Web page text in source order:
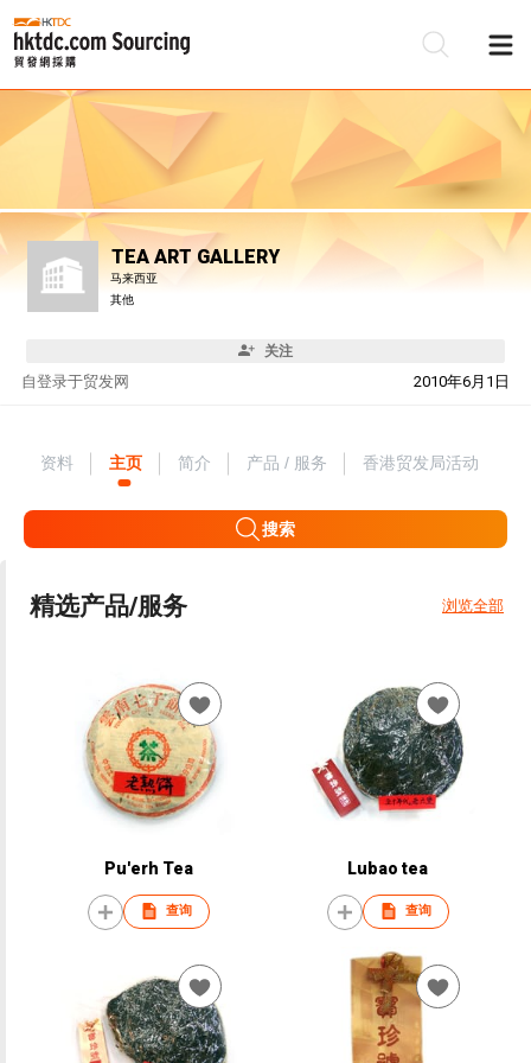
TEA ART GALLERY
马来西亚
其他
关注
自 2010年6月1日
登录于贸发网
资料 主页 简介 产品 / 服务 香港贸发局活动
搜索
精选产品/服务 浏览全部
Pu'erh Tea
查询
Lubao tea
查询